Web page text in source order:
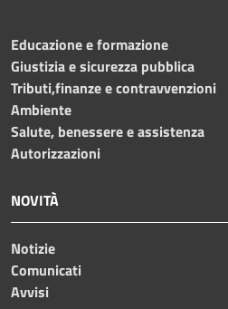
Educazione e formazione
Giustizia e sicurezza pubblica
Tributi,finanze e contravvenzioni
Ambiente
Salute, benessere e assistenza
Autorizzazioni
NOVITÀ
Notizie
Comunicati
Avvisi